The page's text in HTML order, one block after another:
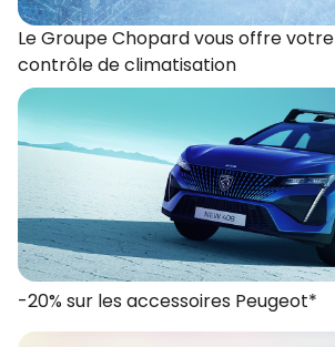
Le Groupe Chopard vous offre votre
contrôle de climatisation
-20% sur les accessoires Peugeot*